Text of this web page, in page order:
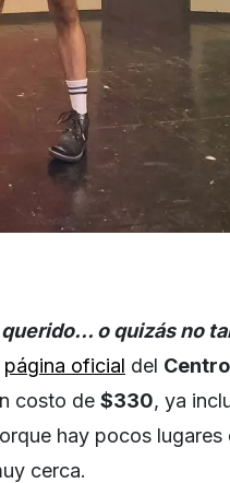
o quizás no
página oficial del
costo de $330, ya
hay pocos lugares
cerca.